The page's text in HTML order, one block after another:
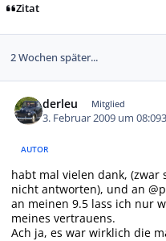
Zitat
2 Wochen später...
derleu Mitglied
3. Februar 2009 um 08:09
AUTOR
habt mal vielen dank, (zwar
nicht antworten), und an
an meinen 9.5 lass ich nur
meines vertrauens.
Ach ja, es war wirklich die